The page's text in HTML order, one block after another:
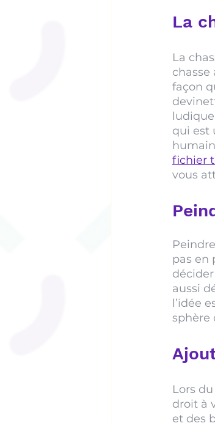
La
La
chasse
façon
qui est
fichier
vous
pas en
aussi
l’idée
sphère
Lors
droit à
et des